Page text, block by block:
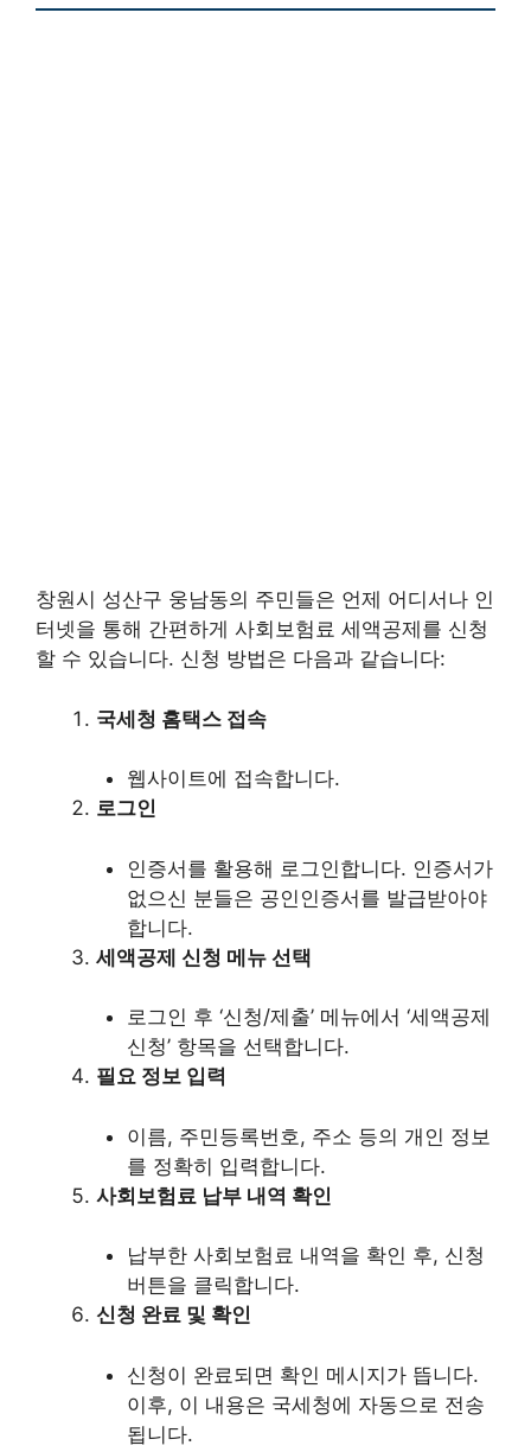
창원시 성산구 웅남동의 주민들은 언제 어디서나 인
터넷을 통해 간편하게 사회보험료 세액공제를 신청
할 수 있습니다. 신청 방법은 다음과 같습니다:
국세청 홈택스 접속
웹사이트에 접속합니다.
로그인
인증서를 활용해 로그인합니다. 인증서가
없으신 분들은 공인인증서를 발급받아야
합니다.
세액공제 신청 메뉴 선택
로그인 후 ‘신청/제출’ 메뉴에서 ‘세액공제
신청’ 항목을 선택합니다.
필요 정보 입력
이름, 주민등록번호, 주소 등의 개인 정보
를 정확히 입력합니다.
사회보험료 납부 내역 확인
납부한 사회보험료 내역을 확인 후, 신청
버튼을 클릭합니다.
신청 완료 및 확인
신청이 완료되면 확인 메시지가 뜹니다.
이후, 이 내용은 국세청에 자동으로 전송
됩니다.